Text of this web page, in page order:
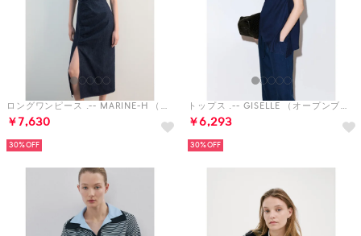
ロングワンピース .-- MARINE-H （オープンブルー）
￥7,630
30%
トップス .-- GISELLE （オープンブルー）
￥6,293
30%